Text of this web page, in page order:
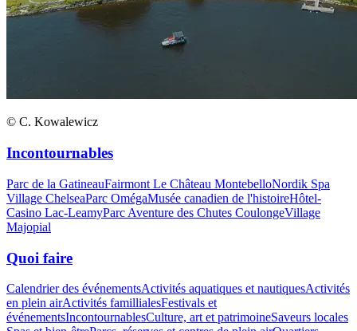
© C. Kowalewicz
Incontournables
Parc de la GatineauFairmont Le Château MontebelloNordik Spa
Village ChelseaParc OmégaMusée canadien de l'histoireHôtel-
Casino Lac-LeamyParc Aventure des Chutes CoulongeVillage
Majopial
Quoi faire
Calendrier des événementsActivités aquatiques et nautiquesActivités
en plein airActivités famillialesFestivals et
événementsIncontournablesCulture, art et patrimoineSaveurs locales